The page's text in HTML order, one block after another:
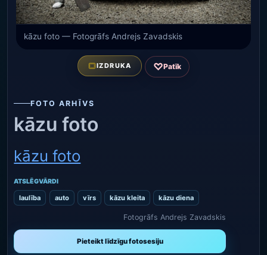
kāzu foto — Fotogrāfs Andrejs Zavadskis
IZDRUKA ♡Patīk
FOTO ARHĪVS
kāzu foto
kāzu foto
ATSLĒGVĀRDI
laulība auto vīrs kāzu kleita kāzu diena
Fotogrāfs Andrejs Zavadskis
Pieteikt līdzīgu fotosesiju